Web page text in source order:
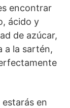
encontrar
ácido y
de azúcar,
a la sartén,
en